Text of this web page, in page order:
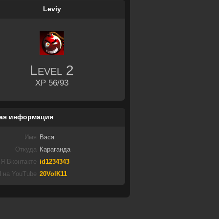
Leviy
Level 2
XP 56/93
информация
Имя
Вася
Откуда Караганда
Я Вконтакте id1234343
на YouTube 20VolK11